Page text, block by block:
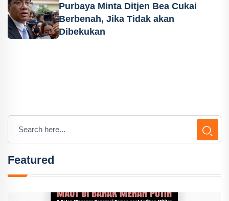
Purbaya Minta Ditjen Bea Cukai
Berbenah, Jika Tidak akan
Dibekukan
Featured